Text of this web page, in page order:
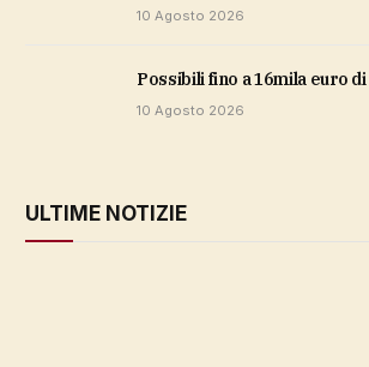
10 Agosto 2026
possibili fino a 16mila euro
10 Agosto 2026
ULTIME NOTIZIE